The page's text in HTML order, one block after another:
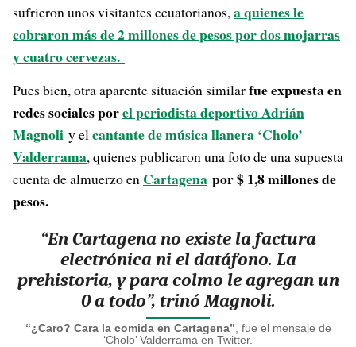
sufrieron unos visitantes ecuatorianos,a quienes le
cobraron más de 2 millones de pesos por dos mojarras
y cuatro cervezas.
Pues bien, otra aparente situación similarfue expuesta en
redes sociales porel periodista deportivo Adrián
Magnoli y elcantante de música llanera ‘Cholo’
Valderrama, quienes publicaron una foto de una supuesta
cuenta de almuerzo en Cartagena por $ 1,8 millones de
pesos.
“En Cartagena no existe la factura
electrónica ni el datáfono. La
prehistoria, y para colmo le agregan un
0 a todo”, trinó Magnoli.
“¿Caro? Cara la comida en Cartagena” , fue el mensaje de
‘Cholo’ Valderrama en Twitter.